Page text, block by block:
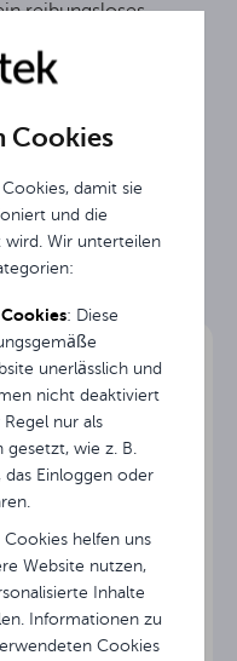
Cookies
damit sie
und die
wird. Wir unterteilen
: Diese
unerlässlich und
nicht deaktiviert
nur als
gesetzt, wie z. B.
das Einloggen oder
Cookies helfen uns
Website nutzen,
Inhalte
Informationen zu
Cookies
reibungsloses
erweiterbar
Wall Electric 240
Wall Electric 2
FOLD 280 (16:9)